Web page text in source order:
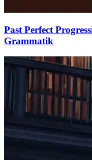
Past Perfect
Grammatik